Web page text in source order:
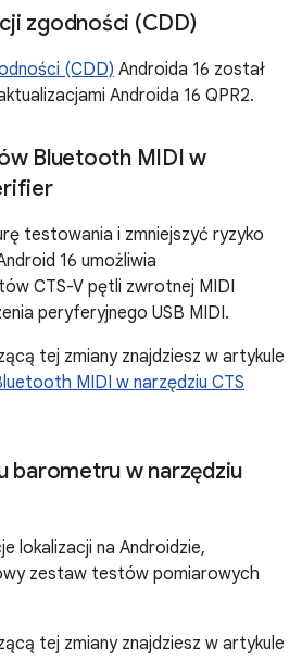
zgodności (CDD)
(CDD) Androida 16 został
Androida 16 QPR2.
Bluetooth MIDI w
testowania i zmniejszyć ryzyko
16 umożliwia
CTS-V pętli zwrotnej MIDI
peryferyjnego USB MIDI.
tej zmiany znajdziesz w artykule
MIDI w narzędziu CTS
barometru w narzędziu
lokalizacji na Androidzie,
zestaw testów pomiarowych
tej zmiany znajdziesz w artykule